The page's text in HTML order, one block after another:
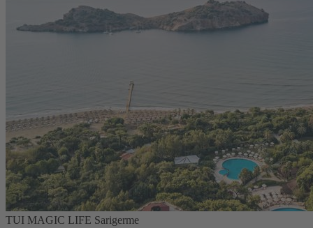
TUI MAGIC LIFE Sarigerme